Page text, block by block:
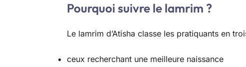
Pourquoi suivre le lamrim ?
Le lamrim d’Atisha classe les pratiquants en
ceux recherchant une meilleure naissance